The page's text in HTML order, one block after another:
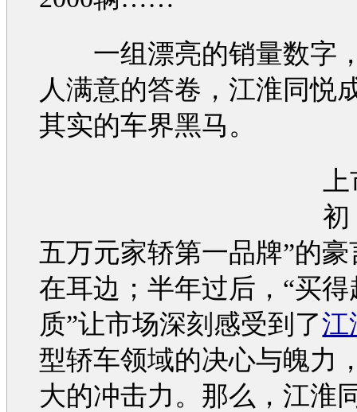
一组漂亮的销量数字
人满意的答卷，江淮同悦
其实的车界黑马。
初
五万元家轿第一品牌”的
在耳边；半年过后，“买
质”让市场深刻感受到了江
型轿车领域的决心与魄力
大的冲击力。那么，江淮